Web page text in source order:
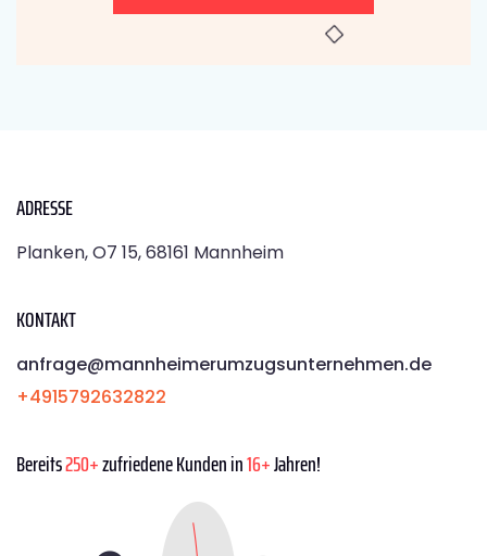
ADRESSE
Planken, O7 15, 68161 Mannheim
KONTAKT
anfrage@mannheimerumzugsunternehmen.de
+4915792632822
Bereits250+zufriedene Kunden in16+Jahren!